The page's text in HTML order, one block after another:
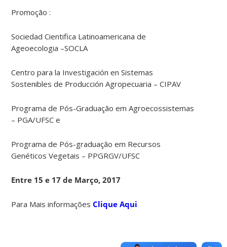
Promoção :
Sociedad Cientifica Latinoamericana de
Ageoecologia –SOCLA
Centro para la Investigación en Sistemas
Sostenibles de Producción Agropecuaria – CIPAV
Programa de Pós-Graduação em Agroecossistemas
– PGA/UFSC e
Programa de Pós-graduação em Recursos
Genéticos Vegetais – PPGRGV/UFSC
Entre 15 e 17 de Março, 2017
Para Mais informaçõesClique Aqui